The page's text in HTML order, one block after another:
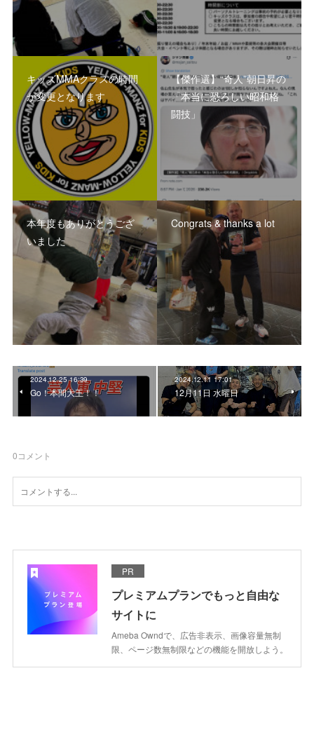
キッズMMAクラスの時間
が変更となります
【傑作選】“奇人”朝日昇の
「本当に恐ろしい昭和格
闘技」
本年度もありがとうござ
いました
Congrats & thanks a lot
2024.12.25 16:39
Go！本間大王！！
2024.12.11 17:01
12月11日 水曜日
0コメント
PR
プレミアムプランでもっと自由な
サイトに
Ameba Owndで、広告非表示、画像容量無制
限、ページ数無制限などの機能を開放しよう。